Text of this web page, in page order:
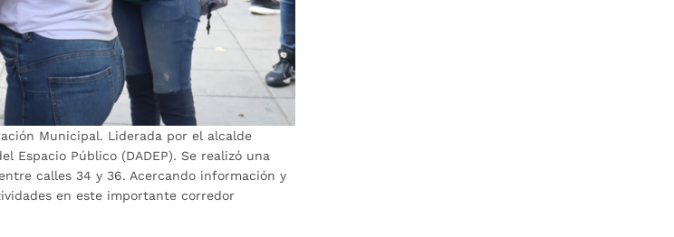
Municipal. Liderada por el alcalde
Espacio Público (DADEP). Se realizó una
calles 34 y 36. Acercando información y
en este importante corredor